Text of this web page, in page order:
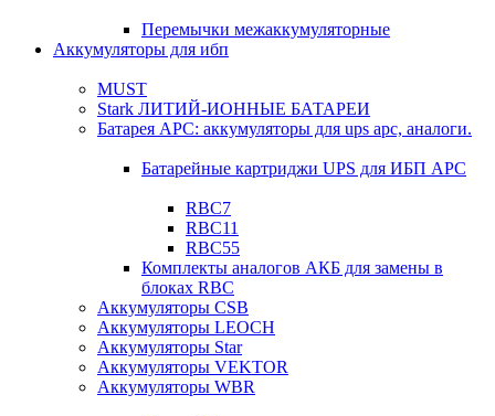
Перемычки межаккумуляторные
Аккумуляторы для ибп
MUST
Stark ЛИТИЙ-ИОННЫЕ БАТАРЕИ
Батарея APC: аккумуляторы для ups apc, аналоги.
Батарейные картриджи UPS для ИБП APC
RBC7
RBC11
RBC55
Комплекты аналогов АКБ для замены в
блоках RBC
Аккумуляторы CSB
Аккумуляторы LEOCH
Аккумуляторы Star
Аккумуляторы VEKTOR
Аккумуляторы WBR